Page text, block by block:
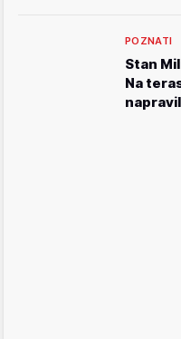
POZNATI
Stan
Na